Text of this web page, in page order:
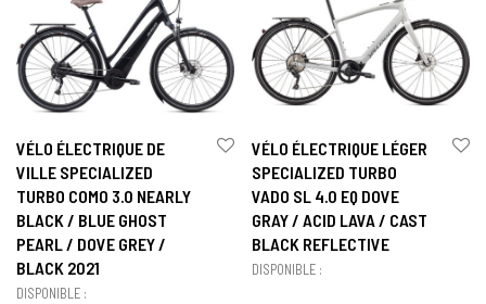
VÉLO ÉLECTRIQUE DE
VILLE SPECIALIZED
TURBO COMO 3.0 NEARLY
BLACK / BLUE GHOST
PEARL / DOVE GREY /
BLACK 2021
DISPONIBLE :
VÉLO ÉLECTRIQUE LÉGER
SPECIALIZED TURBO
VADO SL 4.0 EQ DOVE
GRAY / ACID LAVA / CAST
BLACK REFLECTIVE
DISPONIBLE :